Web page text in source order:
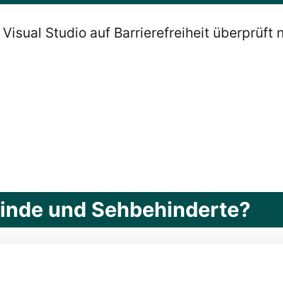
Studio auf Barrierefreiheit überprüft
und Sehbehinderte?